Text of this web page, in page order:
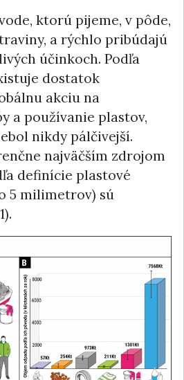
ktorú pijeme, v pôde,
a rýchlo pribúdajú
účinkoch. Podľa
dostatok
akciu na
a používanie plastov,
nikdy pálčivejší.
najväčším zdrojom
definície plastové
5 milimetrov) sú